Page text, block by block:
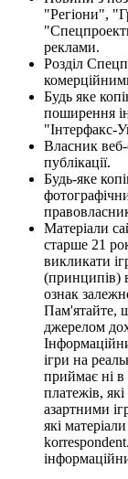
"Регіони",
реклами.
Розділ
Будь яке
поширення
"Інтерфакс-
Власник веб-
публікації.
Будь-яке
Матеріали
старше 21
викликати
(принципів)
ознак
Пам'ятайте,
джерелом
ігри на
приймає ні в
платежів,
азартними
які